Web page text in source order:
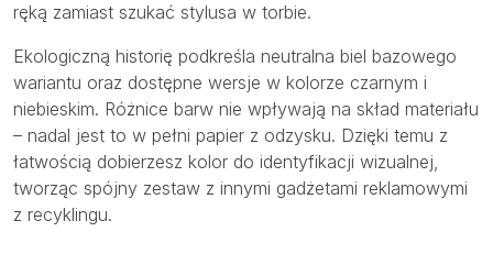
ręką zamiast szukać stylusa w torbie.
Ekologiczną historię podkreśla neutralna biel bazowego
wariantu oraz dostępne wersje w kolorze czarnym i
niebieskim. Różnice barw nie wpływają na skład materiału
– nadal jest to w pełni papier z odzysku. Dzięki temu z
łatwością dobierzesz kolor do identyfikacji wizualnej,
tworząc spójny zestaw z innymi gadżetami reklamowymi
z recyklingu.